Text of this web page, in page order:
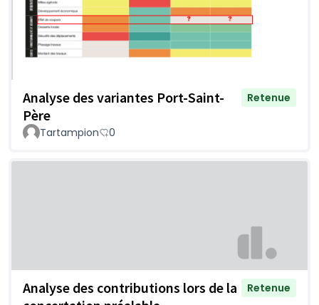
Analyse des variantes Port-Saint-
Père
Retenue
Tartampion 0
Analyse des contributions lors de la
Retenue